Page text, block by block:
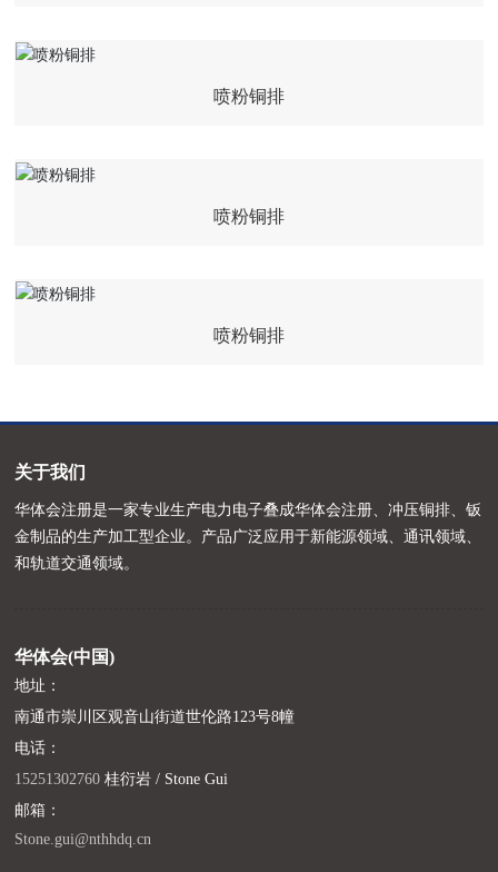
喷粉铜排
喷粉铜排
喷粉铜排
关于我们
华体会注册是一家专业生产电力电子叠成华体会注册、冲压铜排、钣
金制品的生产加工型企业。产品广泛应用于新能源领域、通讯领域、
和轨道交通领域。
华体会(中国)
地址：
南通市崇川区观音山街道世伦路123号8幢
电话：
15251302760 桂衍岩 / Stone Gui
邮箱：
Stone.gui@nthhdq.cn